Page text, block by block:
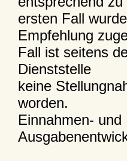
ersten Fall
Empfehlung
Fall ist seitens
Dienststelle
keine
worden.
Einnahmen- und